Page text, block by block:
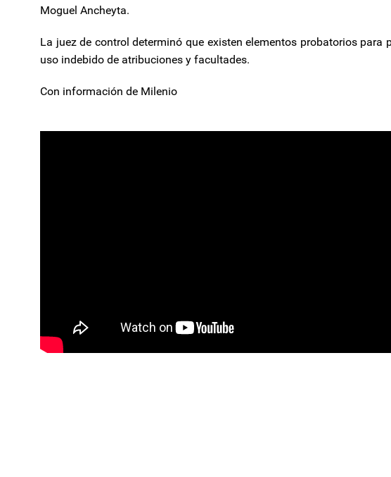
Moguel Ancheyta.
La juez de control determinó que existen elementos probatorios para
uso indebido de atribuciones y facultades.
Con información de Milenio